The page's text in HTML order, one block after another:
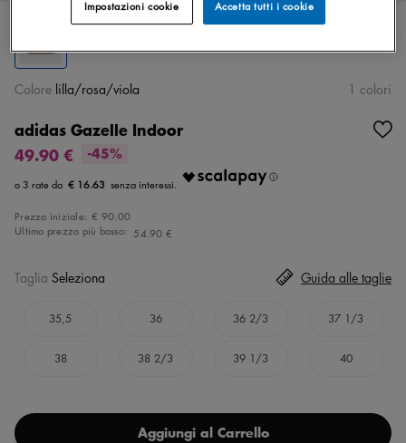
adidas Gazelle Indoor
49.90 €
-45%
€ 16.63
Prezzo iniziale: € 90.00
Ultimo prezzo più basso: 54.90 €
Colore lilla/rosa/viola 1 colori
Taglia Seleziona
35,5 36 36 2/3 37 1/3
38 38 2/3 39 1/3 40
Guida alle taglie
Aggiungi al Carrello
Accetta tutti i cookie
Impostazioni cookie